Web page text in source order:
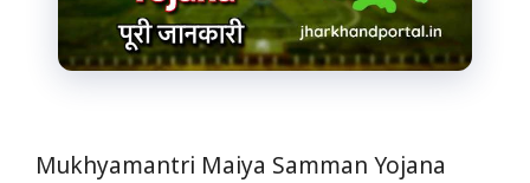
Mukhyamantri Maiya Samman Yojana